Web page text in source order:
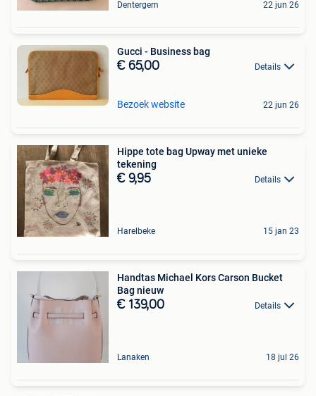
Dentergem 22 jun 26
Gucci - Business bag
€ 65,00 Details
Bezoek website 22 jun 26
Hippe tote bag Upway met unieke
tekening
€ 9,95 Details
Harelbeke 15 jan 23
Handtas Michael Kors Carson Bucket
Bag nieuw
€ 139,00 Details
Lanaken 18 jul 26